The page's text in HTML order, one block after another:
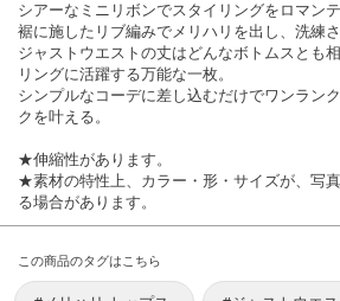
シアーなミニリボンでスタイリングをロマンテ
裾に施したリブ編みでメリハリを出し、洗練さ
ジャストウエストの丈はどんなボトムスとも
リングに活躍する万能な一枚。
シンプルなコーデに差し込むだけでワンラン
クを叶える。
★伸縮性があります。
★素材の特性上、カラー・形・サイズが、写
る場合があります。
この商品のタグはこちら